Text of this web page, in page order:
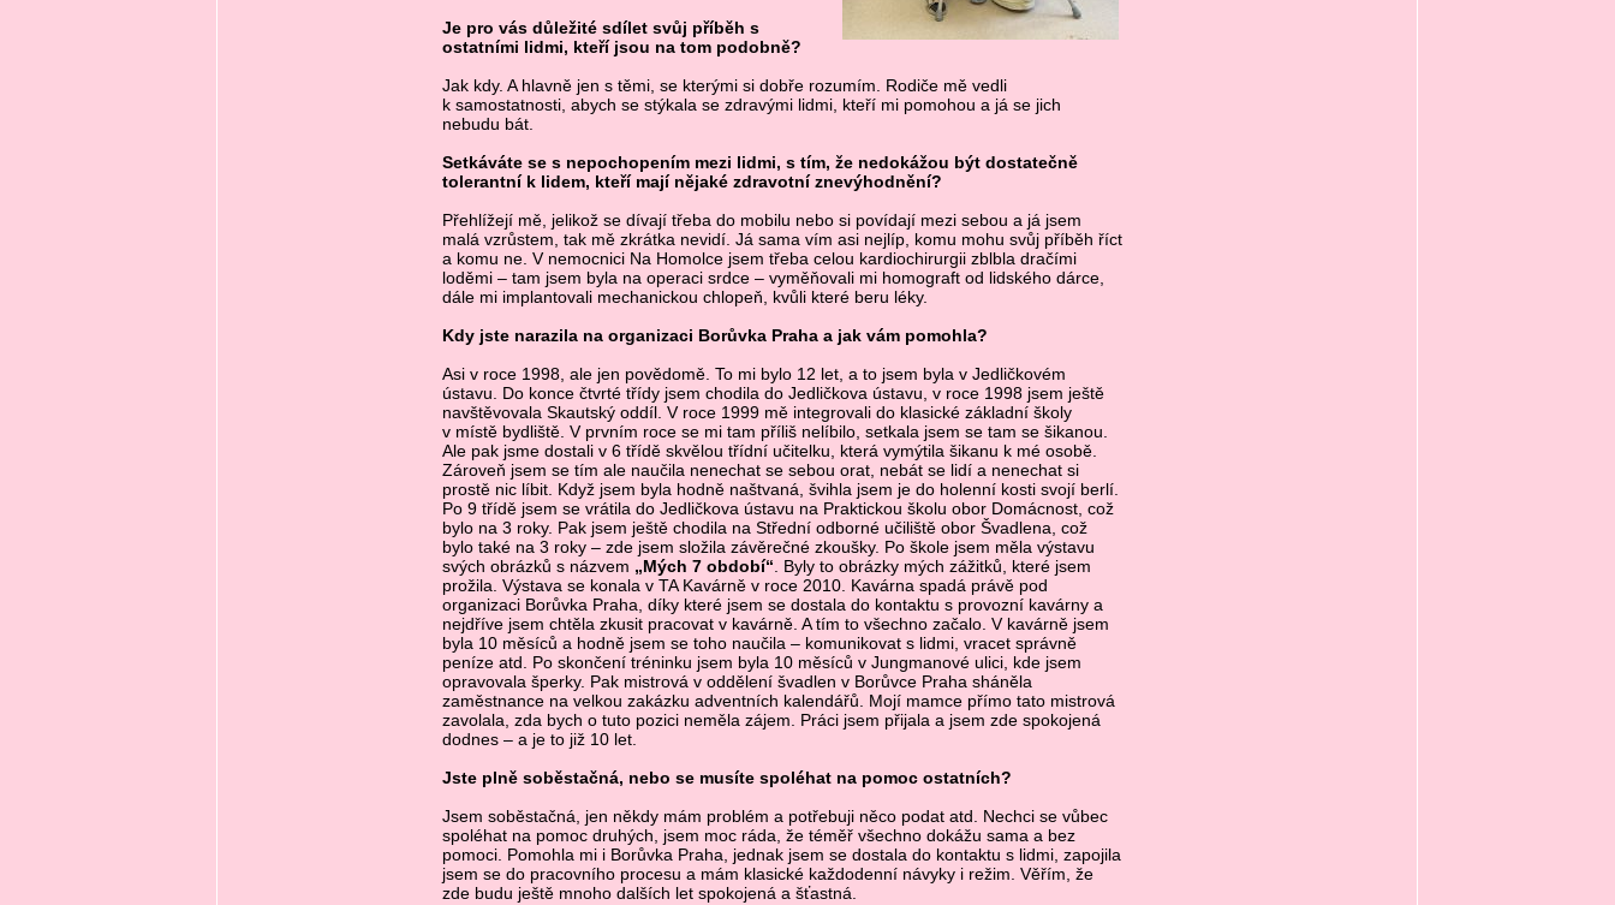
Je pro vás důležité sdílet svůj příběh s
ostatními lidmi, kteří jsou na tom podobně?
Jak kdy. A hlavně jen s těmi, se kterými si dobře rozumím. Rodiče mě vedli
k samostatnosti, abych se stýkala se zdravými lidmi, kteří mi pomohou a já se jich
nebudu bát.
Setkáváte se s nepochopením mezi lidmi, s tím, že nedokážou být dostatečně
tolerantní k lidem, kteří mají nějaké zdravotní znevýhodnění?
Přehlížejí mě, jelikož se dívají třeba do mobilu nebo si povídají mezi sebou a já jsem
malá vzrůstem, tak mě zkrátka nevidí. Já sama vím asi nejlíp, komu mohu svůj příběh říct
a komu ne. V nemocnici Na Homolce jsem třeba celou kardiochirurgii zblbla dračími
loděmi – tam jsem byla na operaci srdce – vyměňovali mi homograft od lidského dárce,
dále mi implantovali mechanickou chlopeň, kvůli které beru léky.
Kdy jste narazila na organizaci Borůvka Praha a jak vám pomohla?
Asi v roce 1998, ale jen povědomě. To mi bylo 12 let, a to jsem byla v Jedličkovém
ústavu. Do konce čtvrté třídy jsem chodila do Jedličkova ústavu, v roce 1998 jsem ještě
navštěvovala Skautský oddíl. V roce 1999 mě integrovali do klasické základní školy
v místě bydliště. V prvním roce se mi tam příliš nelíbilo, setkala jsem se tam se šikanou.
Ale pak jsme dostali v 6 třídě skvělou třídní učitelku, která vymýtila šikanu k mé osobě.
Zároveň jsem se tím ale naučila nenechat se sebou orat, nebát se lidí a nenechat si
prostě nic líbit. Když jsem byla hodně naštvaná, švihla jsem je do holenní kosti svojí berlí.
Po 9 třídě jsem se vrátila do Jedličkova ústavu na Praktickou školu obor Domácnost, což
bylo na 3 roky. Pak jsem ještě chodila na Střední odborné učiliště obor Švadlena, což
bylo také na 3 roky – zde jsem složila závěrečné zkoušky. Po škole jsem měla výstavu
svých obrázků s názvem „Mých 7 období“ . Byly to obrázky mých zážitků, které jsem
prožila. Výstava se konala v TA Kavárně v roce 2010. Kavárna spadá právě pod
organizaci Borůvka Praha, díky které jsem se dostala do kontaktu s provozní kavárny a
nejdříve jsem chtěla zkusit pracovat v kavárně. A tím to všechno začalo. V kavárně jsem
byla 10 měsíců a hodně jsem se toho naučila – komunikovat s lidmi, vracet správně
peníze atd. Po skončení tréninku jsem byla 10 měsíců v Jungmanové ulici, kde jsem
opravovala šperky. Pak mistrová v oddělení švadlen v Borůvce Praha sháněla
zaměstnance na velkou zakázku adventních kalendářů. Mojí mamce přímo tato mistrová
zavolala, zda bych o tuto pozici neměla zájem. Práci jsem přijala a jsem zde spokojená
dodnes – a je to již 10 let.
Jste plně soběstačná, nebo se musíte spoléhat na pomoc ostatních?
Jsem soběstačná, jen někdy mám problém a potřebuji něco podat atd. Nechci se vůbec
spoléhat na pomoc druhých, jsem moc ráda, že téměř všechno dokážu sama a bez
pomoci. Pomohla mi i Borůvka Praha, jednak jsem se dostala do kontaktu s lidmi, zapojila
jsem se do pracovního procesu a mám klasické každodenní návyky i režim. Věřím, že
zde budu ještě mnoho dalších let spokojená a šťastná.